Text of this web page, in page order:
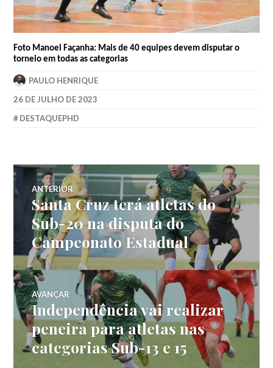
Foto Manoel Façanha: Mais de 40 equipes devem disputar o
torneio em todas as categorias
PAULO HENRIQUE
26 DE JULHO DE 2023
DESTAQUEPHD
ANTERIOR
Santa Cruz terá atletas do
Sub-20 na disputa do
Campeonato Estadual
AVANÇAR
Independência vai realizar
peneira para atletas nas
categorias Sub-13 e 15